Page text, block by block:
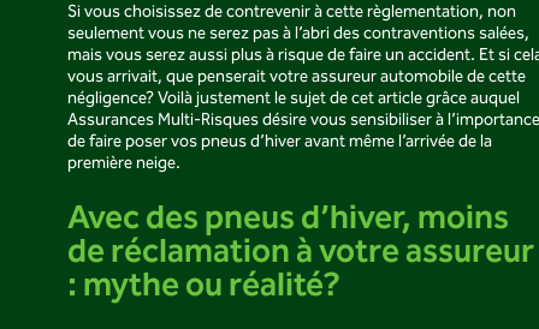
Si vous choisissez de contrevenir à cette règlementation, non
seulement vous ne serez pas à l’abri des contraventions salées,
mais vous serez aussi plus à risque de faire un accident. Et si
vous arrivait, que penserait votre assureur automobile de cette
négligence? Voilà justement le sujet de cet article grâce auquel
Assurances Multi-Risques désire vous sensibiliser à l’importance
de faire poser vos pneus d’hiver avant même l’arrivée de la
première neige.
Avec des pneus d’hiver, moins
de réclamation à votre assureur
: mythe ou réalité?